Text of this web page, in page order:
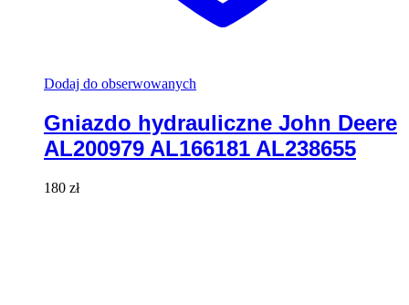
Dodaj do obserwowanych
Gniazdo hydrauliczne John Deere
AL200979 AL166181 AL238655
180 zł